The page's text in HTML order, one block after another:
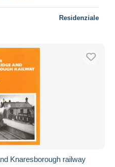
Residenziale
Knaresborough railway